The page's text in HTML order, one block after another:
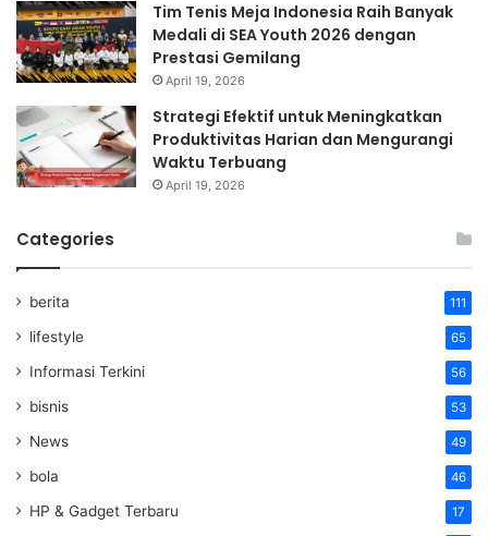
Tim Tenis Meja Indonesia Raih Banyak
Medali di SEA Youth 2026 dengan
Prestasi Gemilang
April 19, 2026
Strategi Efektif untuk Meningkatkan
Produktivitas Harian dan Mengurangi
Waktu Terbuang
April 19, 2026
Categories
berita 111
lifestyle 65
Informasi Terkini 56
bisnis 53
News 49
bola 46
HP & Gadget Terbaru 17